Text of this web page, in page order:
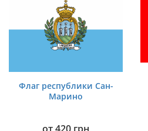
Флаг республики Сан-
Марино